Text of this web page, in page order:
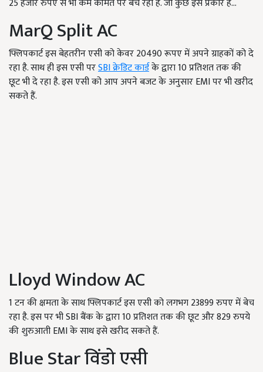
25 हजार रुपए से भी कम कीमत पर बेच रहा है. जो कुछ इस प्रकार है...
MarQ Split AC
फ्लिपकार्ट इस बेहतरीन एसी को केवर 20490 रूपए में अपने ग्राहकों को दे
रहा है. साथ ही इस एसी परSBIक्रेडिट कार्डके द्वारा 10 प्रतिशत तक की
छूट भी दे रहा है. इस एसी को आप अपने बजट के अनुसार EMI पर भी खरीद
सकते हैं.
Lloyd Window AC
1 टन की क्षमता के साथ फ्लिपकार्ट इस एसी को लगभग 23899 रुपए में बेच
रहा है. इस पर भी SBI बैंक के द्वारा 10 प्रतिशत तक की छूट और 829 रुपये
की शुरुआती EMI के साथ इसे खरीद सकते हैं.
Blue Star विंडो एसी